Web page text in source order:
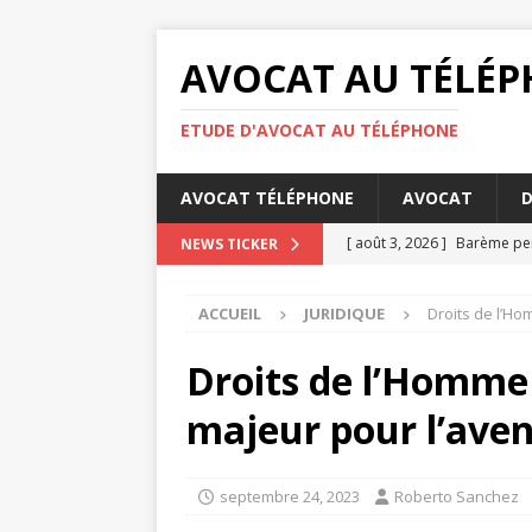
AVOCAT AU
ETUDE D'AVOCAT AU TÉLÉPHONE
AVOCAT TÉLÉPHONE AVOCAT
NEWS TICKER [ août 3, 2026 ] Barème
[ juillet 27, 2026 ]
La
[ juillet 26, 2026 ]
Quels
[ août 4, 2026 ] Comment
DROIT
ACCUEIL JURIDIQUE Droits de
Droits de
majeur pour
septembre 24, 2023 Roberto Sanchez